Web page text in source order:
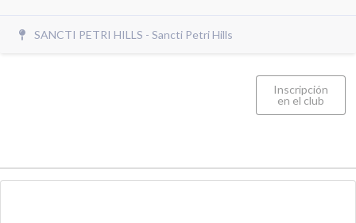
SANCTI PETRI HILLS - Sancti Petri Hills
Inscripción
en el club